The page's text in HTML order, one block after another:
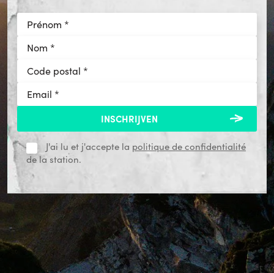
J'ai lu et j'accepte la politique de confidentialité
de la station.